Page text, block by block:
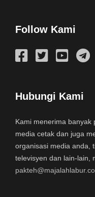
Follow Kami
Hubungi Kami
Kami menerima banyak
media cetak dan juga
organisasi media anda,
televisyen dan lain-lain,